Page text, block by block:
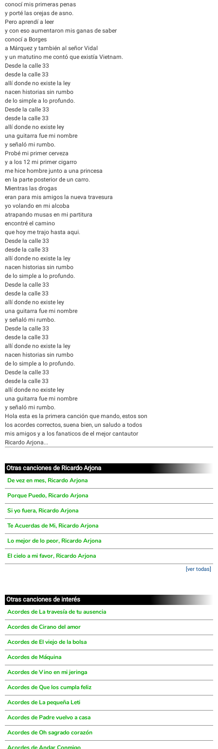
conocí mis primeras penas
y porté las orejas de asno.
Pero aprendí a leer
y con eso aumentaron mis ganas de saber
conocí a Borges
a Márquez y también al señor Vidal
y un matutino me contó que existía Vietnam.
Desde la calle 33
desde la calle 33
allí donde no existe la ley
nacen historias sin rumbo
de lo simple a lo profundo.
Desde la calle 33
desde la calle 33
allí donde no existe ley
una guitarra fue mi nombre
y señaló mi rumbo.
Probé mi primer cerveza
y a los 12 mi primer cigarro
me hice hombre junto a una princesa
en la parte posterior de un carro.
Mientras las drogas
eran para mis amigos la nueva travesura
yo volando en mi alcoba
atrapando musas en mi partitura
encontré el camino
que hoy me trajo hasta aqui.
Desde la calle 33
desde la calle 33
allí donde no existe la ley
nacen historias sin rumbo
de lo simple a lo profundo.
Desde la calle 33
desde la calle 33
allí donde no existe ley
una guitarra fue mi nombre
y señaló mi rumbo.
Desde la calle 33
desde la calle 33
allí donde no existe la ley
nacen historias sin rumbo
de lo simple a lo profundo.
Desde la calle 33
desde la calle 33
allí donde no existe ley
una guitarra fue mi nombre
y señaló mi rumbo.
Hola esta es la primera canción que mando, estos son
los acordes correctos, suena bien, un saludo a todos
mis amigos y a los fanaticos de el mejor cantautor
Ricardo Arjona...
Otras canciones de Ricardo Arjona
De vez en mes, Ricardo Arjona
Porque Puedo, Ricardo Arjona
Si yo fuera, Ricardo Arjona
Te Acuerdas de Mi, Ricardo Arjona
Lo mejor de lo peor, Ricardo Arjona
El cielo a mi favor, Ricardo Arjona
[ver todas]
Otras canciones de interés
Acordes de La travesía de tu ausencia
Acordes de Cirano del amor
Acordes de El viejo de la bolsa
Acordes de Máquina
Acordes de Vino en mi jeringa
Acordes de Que los cumpla feliz
Acordes de La pequeña Leti
Acordes de Padre vuelvo a casa
Acordes de Oh sagrado corazón